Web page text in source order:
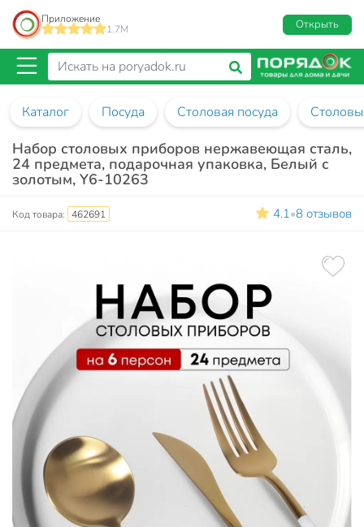
Приложение
1.7M
Открыть
Каталог Посуда Столовая посуда
Набор столовых приборов нержавеющая сталь,
24 предмета, подарочная упаковка, Белый с
золотым, Y6-10263
Код товара: 462691 4.1•8 отзывов